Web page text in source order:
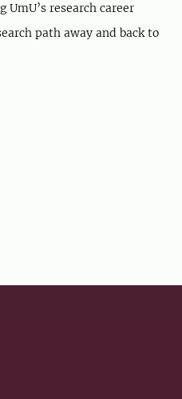
UmU’s research career
path away and back to